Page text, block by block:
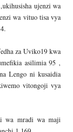
ujenzi wa
wa vituo tisa vya
za Uviko19 kwa
asilimia 95 ,
Lengo ni kusaidia
vitongoji vya
wa mradi wa maji